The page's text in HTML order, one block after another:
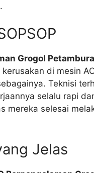
Grogol
di mesin
Teknisi
selalu rapi
mereka selesai
Jelas